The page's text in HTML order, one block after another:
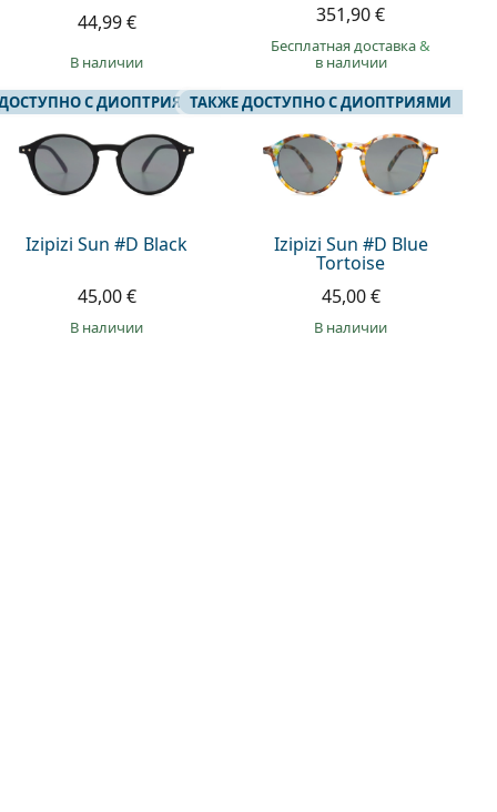
44,99 €
в наличии
351,90 €
Бесплатная доставка&
в наличии
Izipizi Sun #D Black
ДОСТУПНО С ДИОПТРИЯМИ
45,00 €
в наличии
Izipizi Sun #D Blue
Tortoise
ТАКЖЕ ДОСТУПНО С ДИОПТРИЯМИ
45,00 €
в наличии